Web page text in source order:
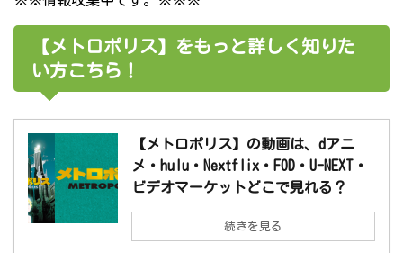
【メトロポリス】をもっと詳しく知りた
い方こちら！
【メトロポリス】の動画は、dアニ
メ・hulu・Nextflix・FOD・U-NEXT・
ビデオマーケットどこで見れる？
続きを見る